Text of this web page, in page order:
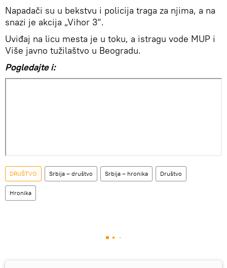
Napadači su u bekstvu i policija traga za njima, a na
snazi je akcija „Vihor 3“.
Uviđaj na licu mesta je u toku, a istragu vode MUP i
Više javno tužilaštvo u Beogradu.
Pogledajte i:
DRUŠTVO Srbija – društvo Srbija – hronika Društvo
Hronika